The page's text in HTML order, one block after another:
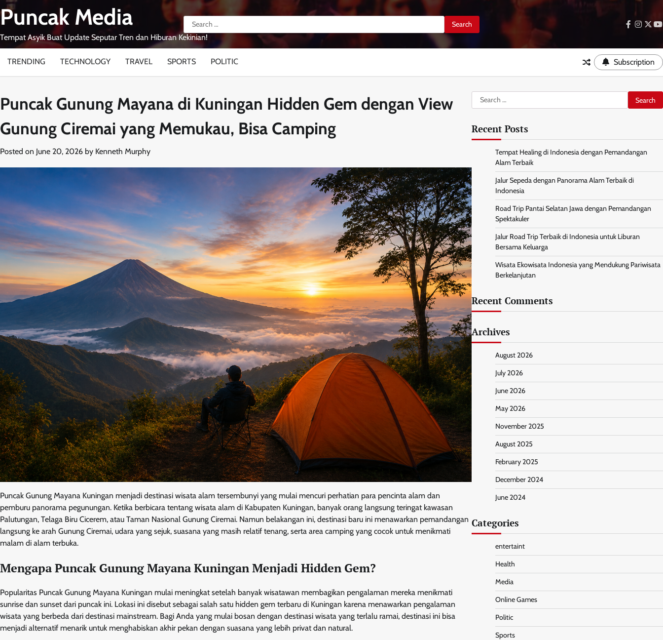
Skip
to
Puncak Media
Tempat Asyik Buat Update Seputar Tren dan Hiburan Kekinian!
Search
for:
facebook
TRENDING TECHNOLOGY TRAVEL SPORTS POLITIC Subscription
Puncak Gunung Mayana di Kuningan Hidden Gem dengan View
Gunung Ciremai yang Memukau, Bisa Camping
Posted on June 20, 2026 by Kenneth Murphy
Puncak Gunung Mayana Kuningan menjadi destinasi wisata alam tersembunyi yang mulai mencuri perhatian para pencinta alam dan
pemburu panorama pegunungan. Ketika berbicara tentang wisata alam di Kabupaten Kuningan, banyak orang langsung teringat kawasan
Palutungan, Telaga Biru Cicerem, atau Taman Nasional Gunung Ciremai. Namun belakangan ini, destinasi baru ini menawarkan pemandangan
langsung ke arah Gunung Ciremai, udara yang sejuk, suasana yang masih relatif tenang, serta area camping yang cocok untuk menikmati
malam di alam terbuka.
Mengapa Puncak Gunung Mayana Kuningan Menjadi Hidden Gem?
Popularitas Puncak Gunung Mayana Kuningan mulai meningkat setelah banyak wisatawan membagikan pengalaman mereka menikmati
sunrise dan sunset dari puncak ini. Lokasi ini disebut sebagai salah satu hidden gem terbaru di Kuningan karena menawarkan pengalaman
wisata yang berbeda dari destinasi mainstream. Bagi Anda yang mulai bosan dengan destinasi wisata yang terlalu ramai, destinasi ini bisa
menjadi alternatif menarik untuk menghabiskan akhir pekan dengan suasana yang lebih privat dan natural.
Search
for:
Recent Posts
Tempat Healing di Indonesia dengan Pemandangan
Alam Terbaik
Jalur Sepeda dengan Panorama Alam Terbaik di
Indonesia
Road Trip Pantai Selatan Jawa dengan Pemandangan
Spektakuler
Jalur Road Trip Terbaik di Indonesia untuk Liburan
Bersama Keluarga
Wisata Ekowisata Indonesia yang Mendukung Pariwisata
Berkelanjutan
Recent Comments
Archives
August 2026
July 2026
June 2026
May 2026
November 2025
August 2025
February 2025
December 2024
June 2024
Categories
entertaint
Health
Media
Online Games
Politic
Sports